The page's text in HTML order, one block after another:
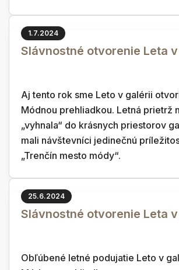
1.7.2024
Slávnostné otvorenie Leta
Aj tento rok sme Leto v galérii
Módnou prehliadkou. Letná prietrž
„vyhnala“ do krásnych priestorov
mali návštevníci jedinečnú
„Trenčín mesto módy“.
25.6.2024
Slávnostné otvorenie Leta
Obľúbené letné podujatie Leto v